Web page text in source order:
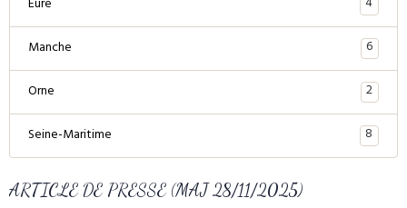
Manche
6
Orne
2
Seine-Maritime
8
ARTICLE DE PRESSE (MAJ 28/11/2025)